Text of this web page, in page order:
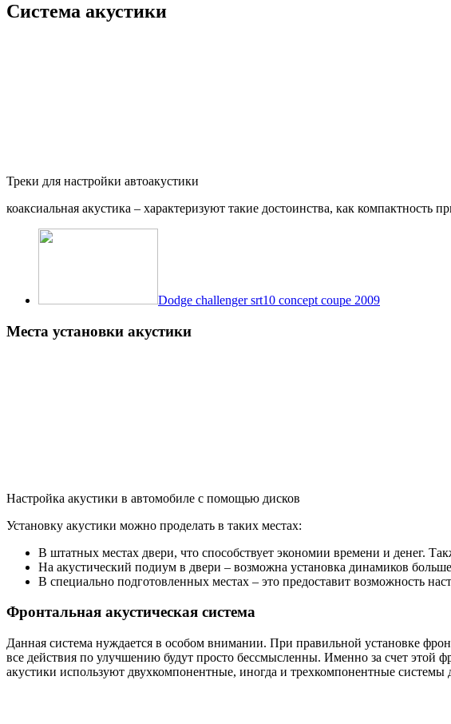
Система акустики
Треки для настройки автоакустики
коаксиальная акустика – характеризуют такие достоинства, как
Dodge challenger srt10 concept coupe 2009
Места установки акустики
Настройка акустики в автомобиле с помощью дисков
Установку акустики можно проделать в таких местах:
В штатных местах двери, что способствует экономии времени и денег.
На акустический подиум в двери – возможна установка динамиков
В специально подготовленных местах – это предоставит возможность
Фронтальная акустическая система
Данная система нуждается в особом внимании. При правильной установке
все действия по улучшению будут просто бессмысленны. Именно за счет этой
акустики используют двухкомпонентные, иногда и трехкомпонентные